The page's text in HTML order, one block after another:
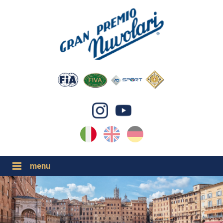
DE
EN
IT
GP NUVOLARI 2026
1954-2025